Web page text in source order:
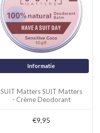
Informatie
SUIT Matters SUIT Matters
- Crème Deodorant
€9,95